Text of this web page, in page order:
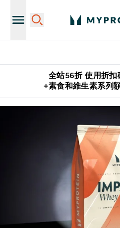
全站56折 使用折扣
+素食和維生素系列